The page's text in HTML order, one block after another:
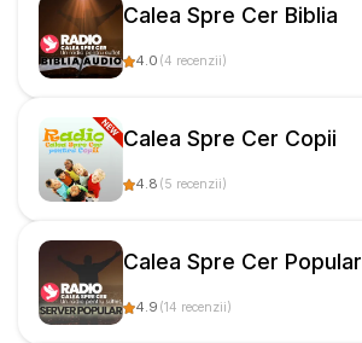
Calea Spre Cer Biblia
4.0 (4 recenzii)
Calea Spre Cer Copii
4.8 (5 recenzii)
Calea Spre Cer Popular
4.9 (14 recenzii)